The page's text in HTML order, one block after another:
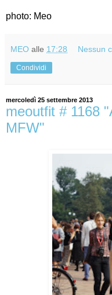
photo: Meo
MEO alle 17:28 Nessun
Condividi
mercoledì 25 settembre 2013
meoutfit # 1168
MFW"